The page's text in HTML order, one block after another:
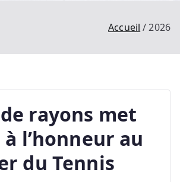
Accueil 2026
rayons met
l’honneur au
du Tennis